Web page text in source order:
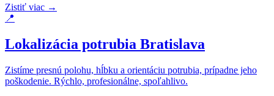
Zistiť viac →
📍
Lokalizácia potrubia Bratislava
Zistíme presnú polohu, hĺbku a orientáciu potrubia, prípadne jeho
poškodenie. Rýchlo, profesionálne, spoľahlivo.